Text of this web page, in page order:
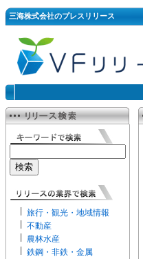
三海株式会社のプレスリリース
旅行・観光・地域情報
不動産
農林水産
鉄鋼・非鉄・金属